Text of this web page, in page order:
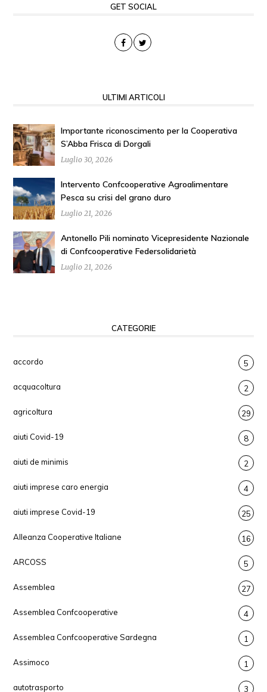
GET SOCIAL
ULTIMI ARTICOLI
Importante riconoscimento per la Cooperativa
S’Abba Frisca di Dorgali
Luglio 30, 2026
Intervento Confcooperative Agroalimentare
Pesca su crisi del grano duro
Luglio 21, 2026
Antonello Pili nominato Vicepresidente Nazionale
di Confcooperative Federsolidarietà
Luglio 21, 2026
CATEGORIE
accordo 5
acquacoltura 2
agricoltura 29
aiuti Covid-19 8
aiuti de minimis 2
aiuti imprese caro energia 4
aiuti imprese Covid-19 25
Alleanza Cooperative Italiane 16
ARCOSS 5
Assemblea 27
Assemblea Confcooperative 4
Assemblea Confcooperative Sardegna 1
Assimoco 1
autotrasporto 3